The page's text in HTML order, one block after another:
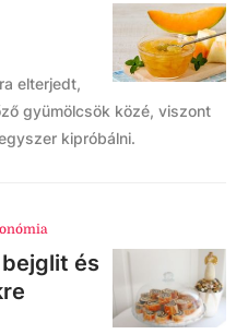
elterjedt,
gyümölcsök közé, viszont
kipróbálni.
és